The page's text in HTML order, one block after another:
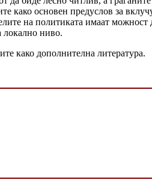
како основен предуслов за
на политиката имаат можност
локално ниво.
како дополнителна литература.